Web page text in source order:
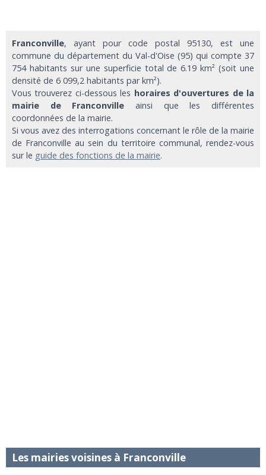
Franconville, ayant pour code postal 95130, est une
commune du département du Val-d'Oise (95) qui compte 37
754 habitants sur une superficie total de 6.19 km² (soit une
densité de 6 099,2 habitants par km²).
Vous trouverez ci-dessous les horaires d'ouvertures de la
mairie de Franconville ainsi que les différentes
coordonnées de la mairie.
Si vous avez des interrogations concernant le rôle de la mairie
de Franconville au sein du territoire communal, rendez-vous
sur le guide des fonctions de la mairie.
Les mairies voisines à Franconville